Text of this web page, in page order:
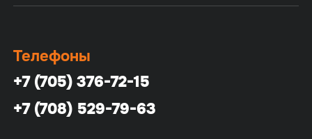
Телефоны
+7 (705) 376-72-15
+7 (708) 529-79-63